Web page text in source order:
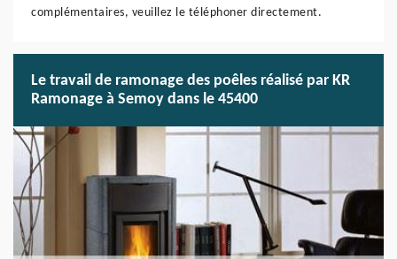
complémentaires, veuillez le téléphoner directement.
Le travail de ramonage des poêles réalisé par KR
Ramonage à Semoy dans le 45400